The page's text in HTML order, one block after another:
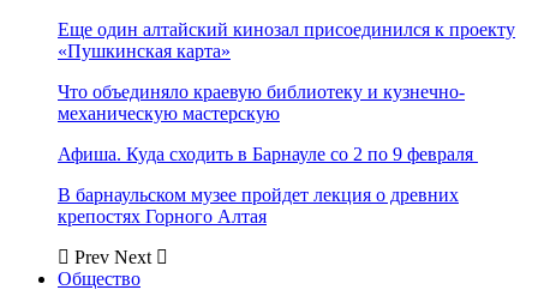
Еще один алтайский кинозал присоединился к проекту
«Пушкинская карта»
Что объединяло краевую библиотеку и кузнечно-
механическую мастерскую
Афиша. Куда сходить в Барнауле со 2 по 9 февраля
В барнаульском музее пройдет лекция о древних
крепостях Горного Алтая
Prev Next
Общество